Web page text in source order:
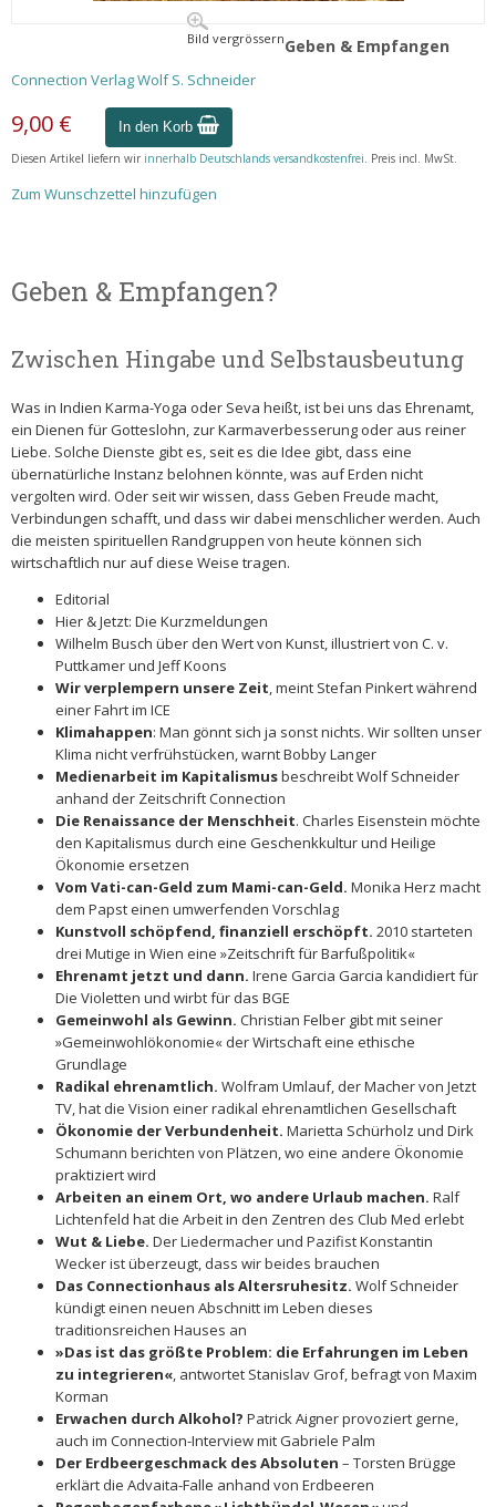
Bild vergrössernGeben & Empfangen
Connection Verlag Wolf S. Schneider
9,00 € In den Korb
Diesen Artikel liefern wir innerhalb Deutschlands versandkostenfrei. Preis incl. MwSt.
Zum Wunschzettel hinzufügen
Geben & Empfangen?
Zwischen Hingabe und Selbstausbeutung
Was in Indien Karma-Yoga oder Seva heißt, ist bei uns das Ehrenamt,
ein Dienen für Gotteslohn, zur Karmaverbesserung oder aus reiner
Liebe. Solche Dienste gibt es, seit es die Idee gibt, dass eine
übernatürliche Instanz belohnen könnte, was auf Erden nicht
vergolten wird. Oder seit wir wissen, dass Geben Freude macht,
Verbindungen schafft, und dass wir dabei menschlicher werden. Auch
die meisten spirituellen Randgruppen von heute können sich
wirtschaftlich nur auf diese Weise tragen.
Editorial
Hier & Jetzt: Die Kurzmeldungen
Wilhelm Busch über den Wert von Kunst, illustriert von C. v.
Puttkamer und Jeff Koons
Wir verplempern unsere Zeit, meint Stefan Pinkert während
einer Fahrt im ICE
Klimahappen: Man gönnt sich ja sonst nichts. Wir sollten unser
Klima nicht verfrühstücken, warnt Bobby Langer
Medienarbeit im Kapitalismusbeschreibt Wolf Schneider
anhand der Zeitschrift Connection
Die Renaissance der Menschheit. Charles Eisenstein möchte
den Kapitalismus durch eine Geschenkkultur und Heilige
Ökonomie ersetzen
Vom Vati-can-Geld zum Mami-can-Geld. Monika Herz macht
dem Papst einen umwerfenden Vorschlag
Kunstvoll schöpfend, finanziell erschöpft. 2010 starteten
drei Mutige in Wien eine »Zeitschrift für Barfußpolitik«
Ehrenamt jetzt und dann. Irene Garcia Garcia kandidiert für
Die Violetten und wirbt für das BGE
Gemeinwohl als Gewinn. Christian Felber gibt mit seiner
»Gemeinwohlökonomie« der Wirtschaft eine ethische
Grundlage
Radikal ehrenamtlich. Wolfram Umlauf, der Macher von Jetzt
TV, hat die Vision einer radikal ehrenamtlichen Gesellschaft
Ökonomie der Verbundenheit. Marietta Schürholz und Dirk
Schumann berichten von Plätzen, wo eine andere Ökonomie
praktiziert wird
Arbeiten an einem Ort, wo andere Urlaub machen. Ralf
Lichtenfeld hat die Arbeit in den Zentren des Club Med erlebt
Wut & Liebe. Der Liedermacher und Pazifist Konstantin
Wecker ist überzeugt, dass wir beides brauchen
Das Connectionhaus als Altersruhesitz. Wolf Schneider
kündigt einen neuen Abschnitt im Leben dieses
traditionsreichen Hauses an
»Das ist das größte Problem: die Erfahrungen im Leben
zu integrieren«, antwortet Stanislav Grof, befragt von Maxim
Korman
Erwachen durch Alkohol? Patrick Aigner provoziert gerne,
auch im Connection-Interview mit Gabriele Palm
Der Erdbeergeschmack des Absoluten – Torsten Brügge
erklärt die Advaita-Falle anhand von Erdbeeren